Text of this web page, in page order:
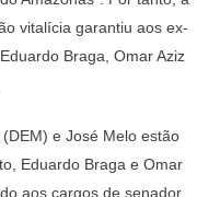
vitalícia garantiu aos ex-
Braga, Omar Aziz
e José Melo estão
Eduardo Braga e Omar
aos cargos de senador.